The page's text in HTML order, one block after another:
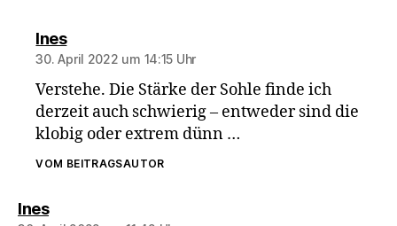
Inessagt:
30. April 2022 um 14:15 Uhr
Verstehe. Die Stärke der Sohle finde ich
derzeit auch schwierig – entweder sind die
klobig oder extrem dünn …
VOM BEITRAGSAUTOR
Inessagt: